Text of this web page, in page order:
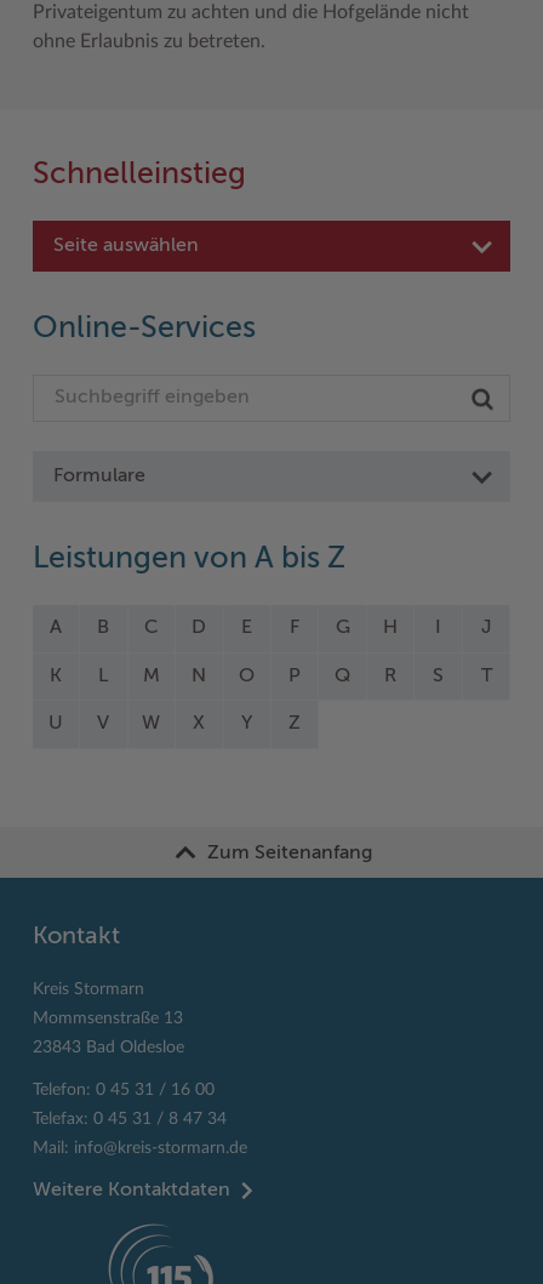
Privateigentum zu achten und die Hofgelände nicht
ohne Erlaubnis zu betreten.
Schnelleinstieg
Seite auswählen
Online-Services
Formulare
Leistungen von A bis Z
A B C D E F G H J
K L M N O P Q R S T
U V W X Y Z
Zum Seitenanfang
Kontakt
Kreis Stormarn
Mommsenstraße 13
23843 Bad Oldesloe
Telefon: 0 45 31 / 16 00
Telefax: 0 45 31 / 8 47 34
Mail: info@kreis-stormarn.de
Weitere Kontaktdaten